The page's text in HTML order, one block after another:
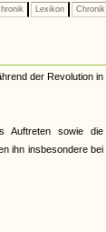
Lexikon Chronik
der Revolution in
Auftreten sowie die
ihn insbesondere bei